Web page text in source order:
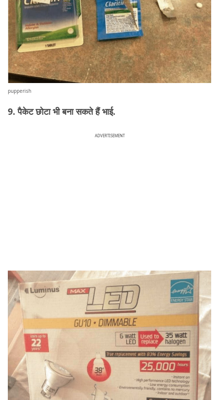
pupperish
9. पैकेट छोटा भी बना सकते हैं भाई.
ADVERTISEMENT